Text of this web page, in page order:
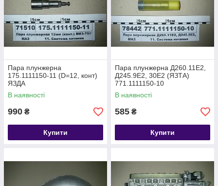
Пара плунжерна
175.1111150-11 (D=12, конт)
ЯЗДА
В наявності
990 ₴
Купити
Пара плунжерна Д260.11Е2,
Д245.9Е2, 30Е2 (ЯЗТА)
771.1111150-10
В наявності
585 ₴
Купити